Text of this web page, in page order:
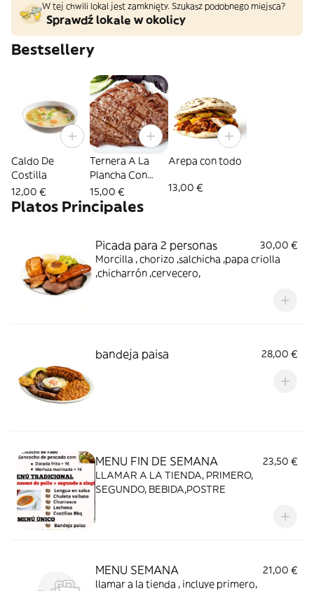
W tej chwili lokal jest zamknięty. Szukasz podobnego miejsca?
Sprawdź lokale w okolicy
Bestsellery
Caldo De
Costilla
12,00 €
Ternera A La
Plancha Con
Guarnición
15,00 €
Arepa con todo
13,00 €
Platos Principales
Picada para 2 personas
30,00 €
Morcilla , chorizo ,salchicha ,papa criolla
,chicharrón ,cervecero,
bandeja paisa 28,00 €
MENU FIN DE SEMANA
23,50 €
LLAMAR A LA TIENDA, PRIMERO,
SEGUNDO, BEBIDA,POSTRE
MENU SEMANA
21,00 €
llamar a la tienda , incluye primero,